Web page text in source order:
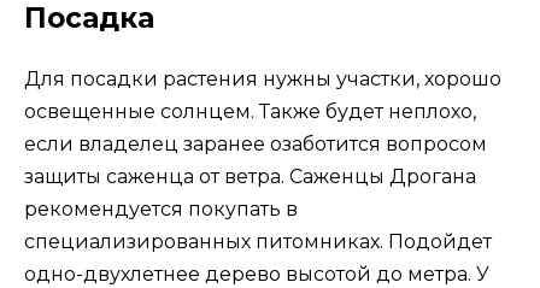
Посадка
Для посадки растения нужны участки, хорошо
освещенные солнцем. Также будет неплохо,
если владелец заранее озаботится вопросом
защиты саженца от ветра. Саженцы Дрогана
рекомендуется покупать в
специализированных питомниках. Подойдет
одно-двухлетнее дерево высотой до метра. У